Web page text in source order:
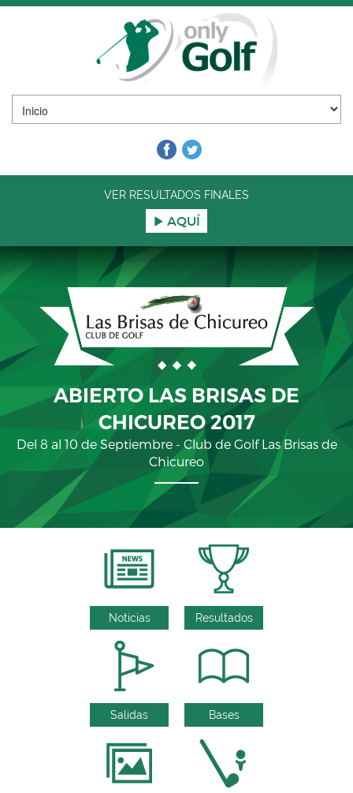
VER RESULTADOS FINALES
AQUÍ
ABIERTO LAS BRISAS DE
CHICUREO 2017
Del 8 al 10 de Septiembre - Club de Golf Las Brisas de
Chicureo
Noticias Resultados
Salidas Bases